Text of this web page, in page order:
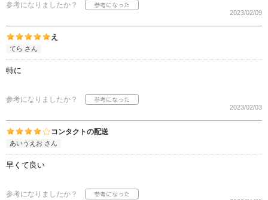
参考になりましたか？
2023/02/09
え
てら さん
特に
参考になりましたか？
2023/02/03
コンタクトの配送
あいうえお さん
早くて良い
参考になりましたか？